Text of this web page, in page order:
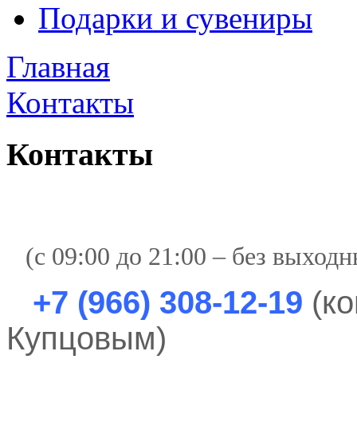
Подарки и сувениры
Главная
Контакты
Контакты
(с 09:00 до 21:00 – без
+7 (966) 308-12-19
Купцовым)